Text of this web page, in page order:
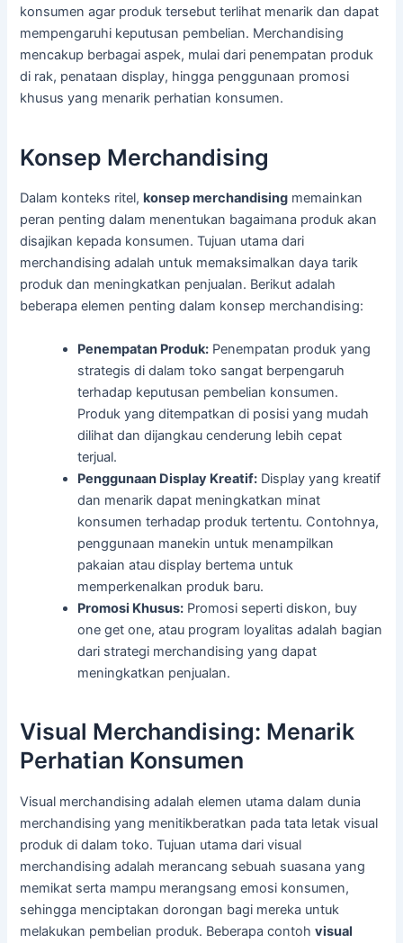
konsumen agar produk tersebut terlihat menarik dan dapat
mempengaruhi keputusan pembelian. Merchandising
mencakup berbagai aspek, mulai dari penempatan produk
di rak, penataan display, hingga penggunaan promosi
khusus yang menarik perhatian konsumen.
Konsep Merchandising
Dalam konteks ritel,konsep merchandising memainkan
peran penting dalam menentukan bagaimana produk akan
disajikan kepada konsumen. Tujuan utama dari
merchandising adalah untuk memaksimalkan daya tarik
produk dan meningkatkan penjualan. Berikut adalah
beberapa elemen penting dalam konsep merchandising:
Penempatan Produk: Penempatan produk yang
strategis di dalam toko sangat berpengaruh
terhadap keputusan pembelian konsumen.
Produk yang ditempatkan di posisi yang mudah
dilihat dan dijangkau cenderung lebih cepat
terjual.
Penggunaan Display Kreatif: Display yang kreatif
dan menarik dapat meningkatkan minat
konsumen terhadap produk tertentu. Contohnya,
penggunaan manekin untuk menampilkan
pakaian atau display bertema untuk
memperkenalkan produk baru.
Promosi Khusus: Promosi seperti diskon, buy
one get one, atau program loyalitas adalah bagian
dari strategi merchandising yang dapat
meningkatkan penjualan.
Visual Merchandising: Menarik
Perhatian Konsumen
Visual merchandising adalah elemen utama dalam dunia
merchandising yang menitikberatkan pada tata letak visual
produk di dalam toko. Tujuan utama dari visual
merchandising adalah merancang sebuah suasana yang
memikat serta mampu merangsang emosi konsumen,
sehingga menciptakan dorongan bagi mereka untuk
melakukan pembelian produk. Beberapa contohvisual